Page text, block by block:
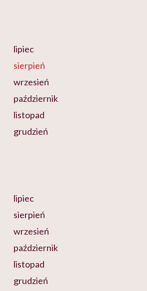
lipiec
sierpień
wrzesień
październik
listopad
grudzień
lipiec
sierpień
wrzesień
październik
listopad
grudzień